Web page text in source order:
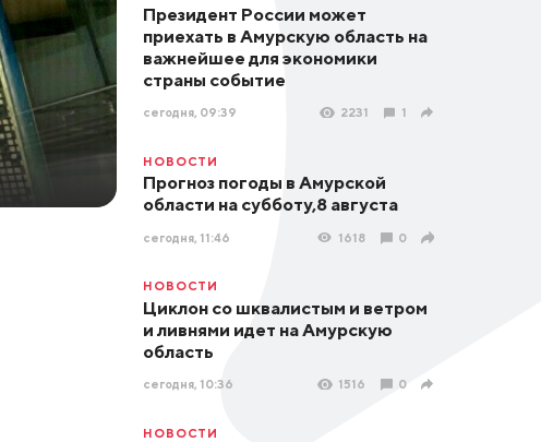
Президент России может
приехать в Амурскую область на
важнейшее для экономики
страны событие
сегодня, 09:39 2231 1
НОВОСТИ
Прогноз погоды в Амурской
области на субботу,8 августа
сегодня, 11:46 1618 0
НОВОСТИ
Циклон со шквалистым и ветром
и ливнями идет на Амурскую
область
сегодня, 10:36 1516 0
НОВОСТИ